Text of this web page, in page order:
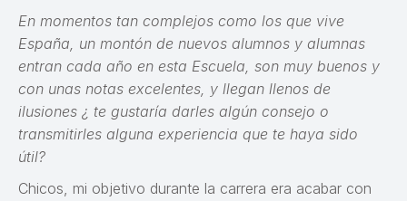
En momentos tan complejos como los que vive
España, un montón de nuevos alumnos y alumnas
entran cada año en esta Escuela, son muy buenos y
con unas notas excelentes, y llegan llenos de
ilusiones ¿ te gustaría darles algún consejo o
transmitirles alguna experiencia que te haya sido
útil?
Chicos, mi objetivo durante la carrera era acabar con